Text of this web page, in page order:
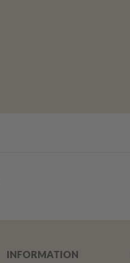
INFORMATION